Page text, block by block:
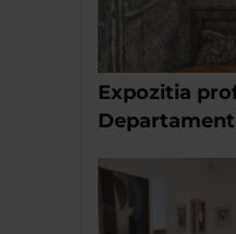
Expozitia